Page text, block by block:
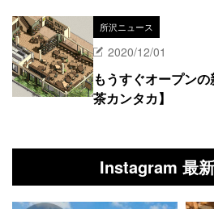
所沢ニュース
2020/12/01
もうすぐオープン
茶カンタカ】
Instagram 最